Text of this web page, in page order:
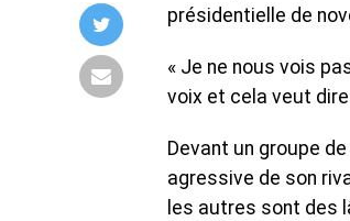
présidentielle de
« Je ne nous vois
voix et cela veut
Devant un groupe
agressive de son
les autres sont des